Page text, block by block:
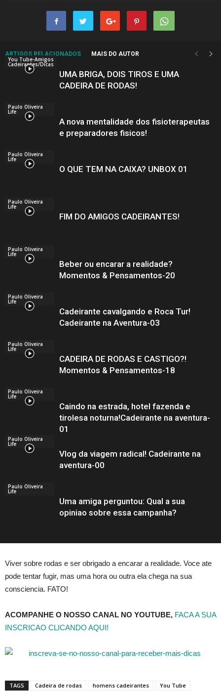
ARTIGOS RELACIONADOS MAIS DO AUTOR
You Tube-Amigos
Cadeirantes/Dicas
UMA BRIGA, DOIS TIROS E UMA
CADEIRA DE RODAS!
Paulo Oliveira
Life
A nova mentalidade dos fisioterapeutas
e preparadores fisicos!
Paulo Oliveira
Life
O QUE TEM NA CAIXA? UNBOX 01
Paulo Oliveira
Life
FIM DO AMIGOS CADEIRANTES!
Paulo Oliveira
Life
Beber ou encarar a realidade?
Momentos & Pensamentos-20
Paulo Oliveira
Life
Cadeirante cavalgando e Roca Tur!
Cadeirante na Aventura-03
Paulo Oliveira
Life
CADEIRA DE RODAS E CASTIGO?!
Momentos & Pensamentos-18
Paulo Oliveira
Life
Caindo na estrada, hotel fazenda e
tirolesa noturna!Cadeirante na aventura-
01
Paulo Oliveira
Life
Vlog da viagem radical! Cadeirante na
aventura-00
Paulo Oliveira
Life
Uma amiga perguntou: Qual a sua
opiniao sobre essa campanha?
Viver sobre rodas e ser obrigado a encarar a realidade. Voce ate
pode tentar fugir, mas uma hora ou outra ela chega na sua
consciencia. FATO!
ACOMPANHE O NOSSO CANAL NO YOUTUBE, FACA A SUA
INSCRICAO CLICANDO AQUI!
TAGS Cadeira de rodas homens cadeirantes You Tube